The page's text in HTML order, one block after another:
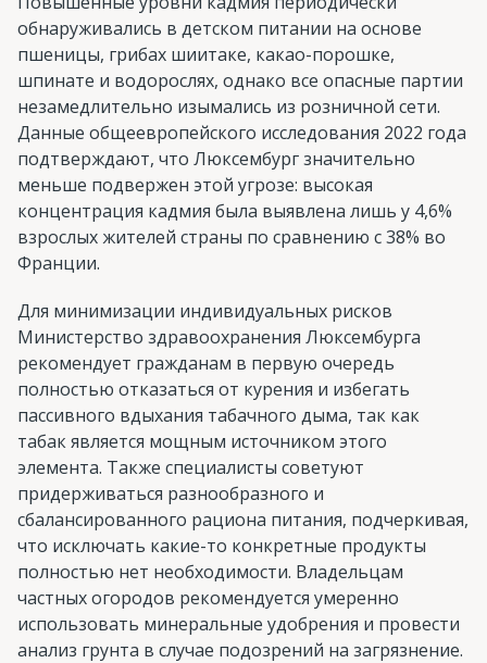
обнаруживались в детском питании на основе
пшеницы, грибах шиитаке, какао-порошке,
шпинате и водорослях, однако все опасные партии
незамедлительно изымались из розничной сети.
Данные общеевропейского исследования 2022 года
подтверждают, что Люксембург значительно
меньше подвержен этой угрозе: высокая
концентрация кадмия была выявлена лишь у 4,6%
взрослых жителей страны по сравнению с 38% во
Франции.
Для минимизации индивидуальных рисков
Министерство здравоохранения Люксембурга
рекомендует гражданам в первую очередь
полностью отказаться от курения и избегать
пассивного вдыхания табачного дыма, так как
табак является мощным источником этого
элемента. Также специалисты советуют
придерживаться разнообразного и
сбалансированного рациона питания, подчеркивая,
что исключать какие-то конкретные продукты
полностью нет необходимости. Владельцам
частных огородов рекомендуется умеренно
использовать минеральные удобрения и провести
анализ грунта в случае подозрений на загрязнение.